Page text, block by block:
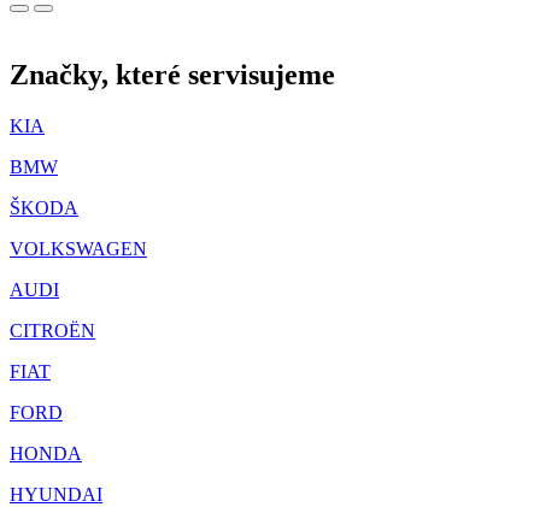
Značky, které servisujeme
KIA
BMW
ŠKODA
VOLKSWAGEN
AUDI
CITROËN
FIAT
FORD
HONDA
HYUNDAI